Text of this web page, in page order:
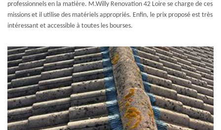
professionnels en la matière. M.Willy Renovation 42 Loire se charge de ces
missions et il utilise des matériels appropriés. Enfin, le prix proposé est très
intéressant et accessible à toutes les bourses.